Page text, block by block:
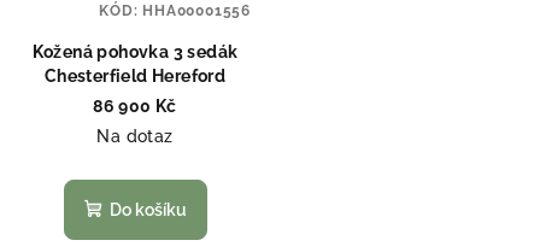
Kožená pohovka 3 sedák
Chesterfield Hereford
86 900 Kč
Na dotaz
Do košíku
KÓD: HHA00001556